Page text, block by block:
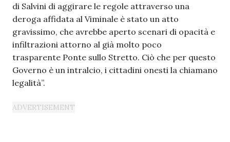
di Salvini di aggirare le regole attraverso una
deroga affidata al Viminale è stato un atto
gravissimo, che avrebbe aperto scenari di opacità e
infiltrazioni attorno al già molto poco
trasparente Ponte sullo Stretto. Ciò che per questo
Governo è un intralcio, i cittadini onesti la chiamano
legalità”.